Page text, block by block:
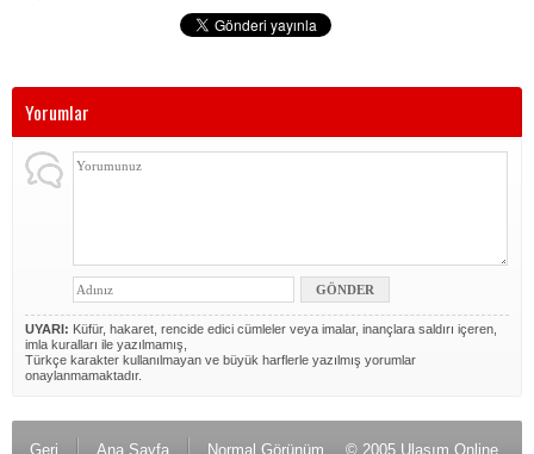
Yorumlar
UYARI: Küfür, hakaret, rencide edici cümleler veya imalar, inançlara saldırı içeren,
imla kuralları ile yazılmamış,
Türkçe karakter kullanılmayan ve büyük harflerle yazılmış yorumlar
onaylanmamaktadır.
Geri Ana Sayfa Normal Görünüm © 2005 Ulaşım Online